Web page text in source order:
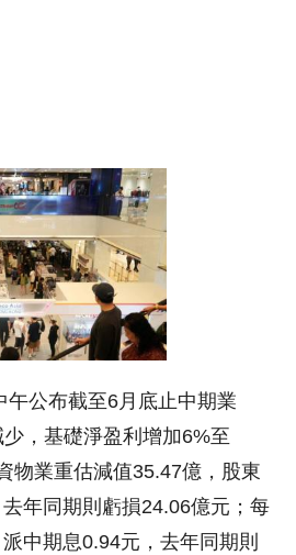
午公布截至6月底止中期業
，基礎淨盈利增加6%至
物業重估減值35.47億，股東
年同期則虧損24.06億元；每
中期息0.94元，去年同期則